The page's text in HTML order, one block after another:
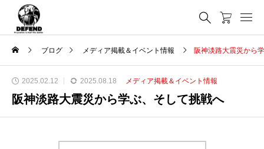
ブログ メディア掲載＆イベント情報 阪神淡路大震災から
2025.02.12 2025.08.18 メディア掲載＆イベント情報
阪神淡路大震災から学ぶ、そして挑戦へ